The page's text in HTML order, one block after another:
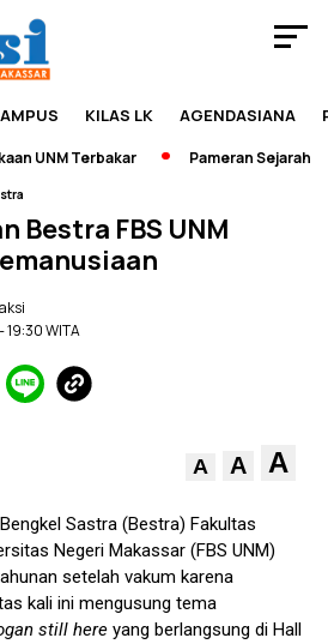
KILAS LK AGENDASIANA
UNM Terbakar Pameran Sejarah
Bestra FBS UNM
- 19:30 WITA
A A A
Sastra (Bestra) Fakultas
Negeri Makassar (FBS UNM)
setelah vakum karena
kali ini mengusung tema
still here yang berlangsung di Hall